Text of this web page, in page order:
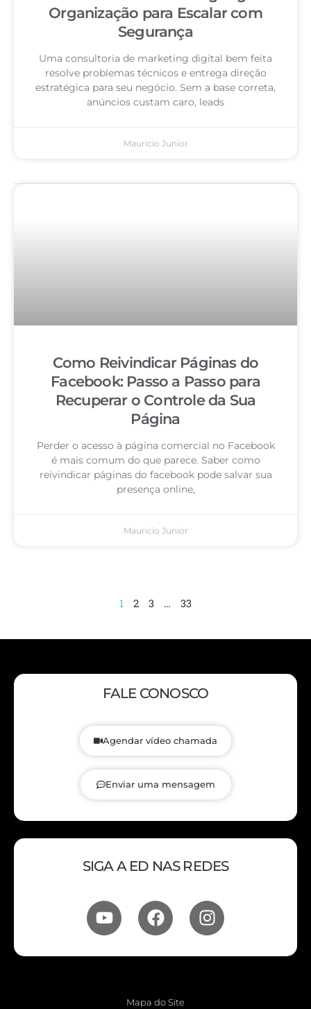
Organização para Escalar com
Segurança
Uma consultoria de marketing digital bem feita
resolve problemas técnicos e entrega direção
estratégica para seu negócio. Sem a base correta,
anúncios custam caro, leads
Mauricio Junior
Como Reivindicar Páginas do
Facebook: Passo a Passo para
Recuperar o Controle da Sua
Página
Perder o acesso à página comercial no Facebook
é mais comum do que parece. Saber como
reivindicar páginas do facebook pode salvar sua
presença online,
Mauricio Junior
1 2 3 … 33
FALE CONOSCO
Agendar vídeo chamada
Enviar uma mensagem
SIGA A ED NAS REDES
Mapa do Site